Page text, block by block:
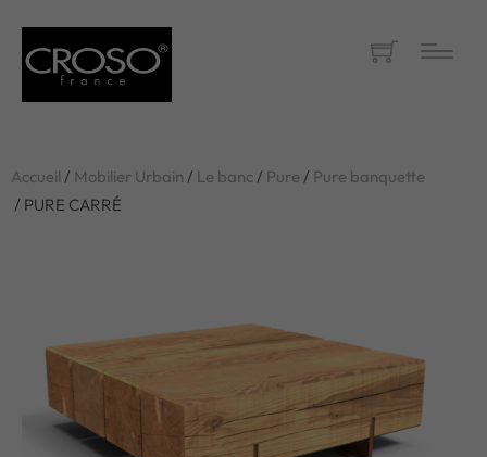
Accueil / Mobilier Urbain / Le banc / Pure / Pure banquette
/ PURE CARRÉ